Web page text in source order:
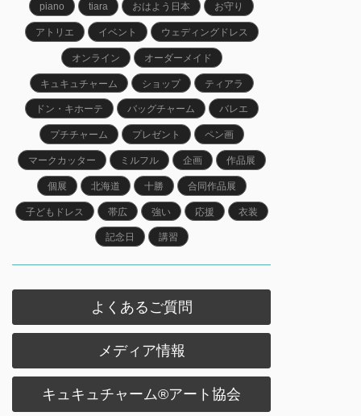
piano tiara おはよう日本 お守り
アトリエ イベント ウェディングドレス
オンライン オーダーメイド
キュキュチャーム ショップ ティアラ
ドン・キホーテ バッグチャーム バレエ
プチチャーム プレゼント ペン画
マークカッター ミルフル 企画 作品展
個展 北海道 十勝 合同作品展
子どもドレス 帯広 強い 応援 衣装
記念日 講習
よくあるご質問
メディア情報
キュキュチャーム®︎アート協会